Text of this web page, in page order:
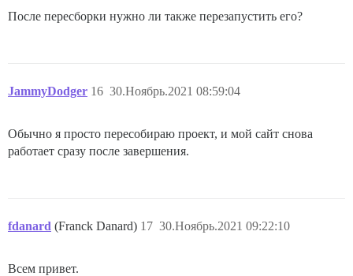
После пересборки нужно ли также перезапустить его?
JammyDodger 30.Ноябрь.2021 08:59:04
16
Обычно я просто пересобираю проект, и мой сайт снова
работает сразу после завершения.
fdanard (Franck Danard) 30.Ноябрь.2021 09:22:10
17
Всем привет.